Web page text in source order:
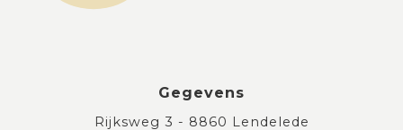
Gegevens
Rijksweg 3 - 8860 Lendelede